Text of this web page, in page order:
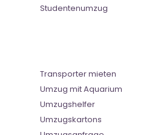
Studentenumzug
Transporter mieten
Umzug mit Aquarium
Umzugshelfer
Umzugskartons